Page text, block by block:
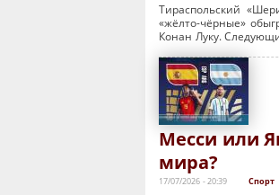
Тираспольский
«жёлто-чёрные»
Конан Луку.
Месси или
мира?
17/07/2026 - 20:39 Спорт